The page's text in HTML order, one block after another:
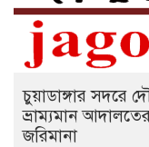
চুয়াডাঙ্গার সদরে
ভ্রাম্যমান
জরিমানা